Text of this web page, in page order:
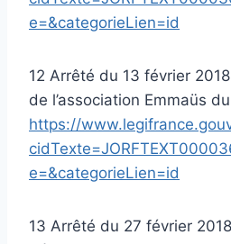
e=&categorieLien=id
12 Arrêté du 13 février
de l’association Emmaüs
https://
e=&categorieLien=id
13 Arrêté du 27 février